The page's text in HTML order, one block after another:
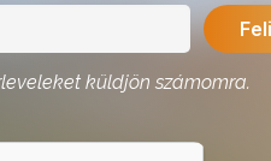
küldjön számomra.